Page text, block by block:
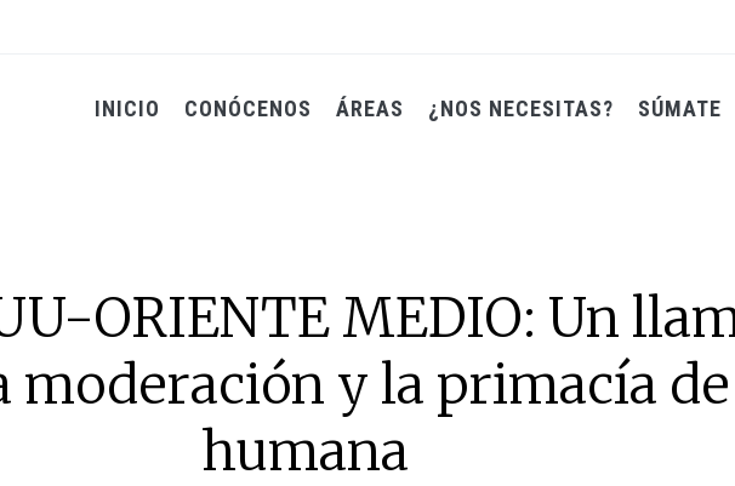
INICIO CONÓCENOS ÁREAS ¿NOS NECESITAS? SÚMATE
ORIENTE MEDIO: Un
moderación y la primacía
humana